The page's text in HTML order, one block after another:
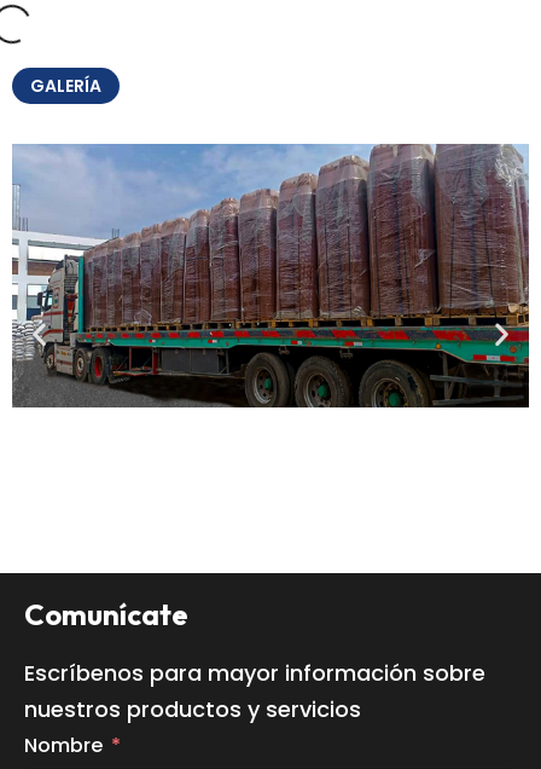
GALERÍA
Comunícate
Escríbenos para mayor información sobre
nuestros productos y servicios
Nombre